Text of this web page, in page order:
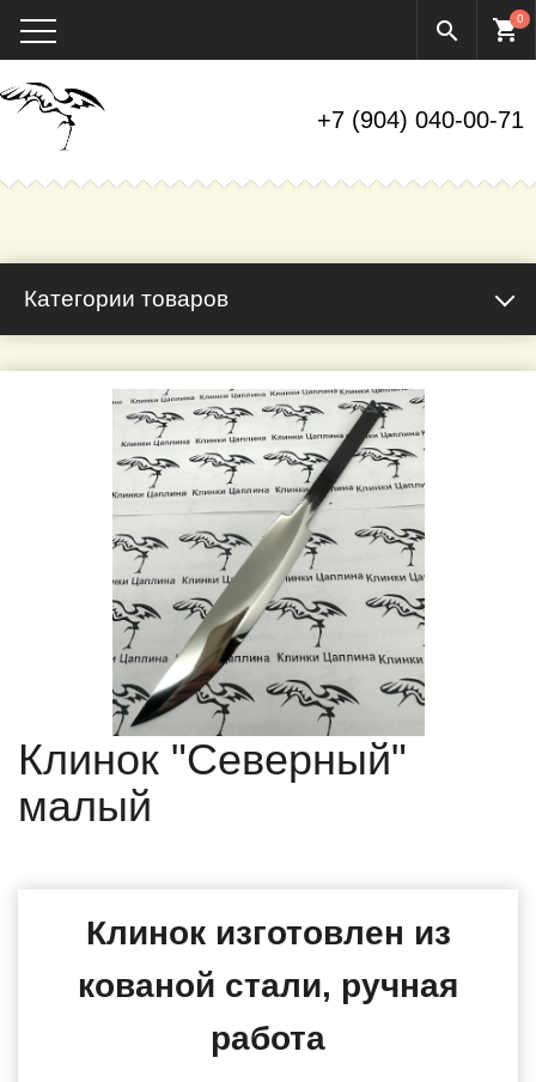
shopping_cart0
search
+7 (904) 040-00-71
Категории товаров
Клинок "Северный"
малый
Клинок изготовлен из
кованой стали, ручная
работа